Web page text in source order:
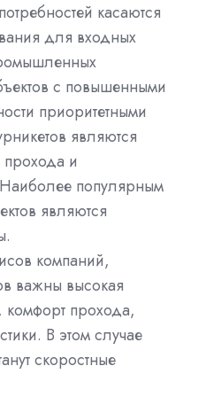
касаются
для входных
с повышенными
приоритетными
являются
и
популярным
являются
компаний,
важны высокая
комфорт прохода,
В этом случае
скоростные